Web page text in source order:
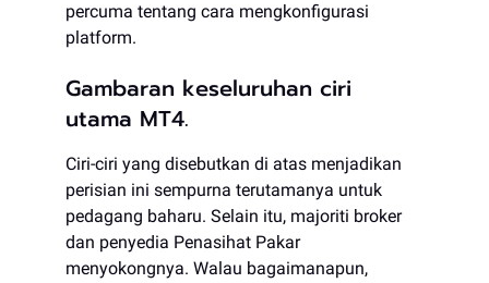
percuma tentang cara mengkonfigurasi
platform.
Gambaran keseluruhan ciri
utama MT4.
Ciri-ciri yang disebutkan di atas menjadikan
perisian ini sempurna terutamanya untuk
pedagang baharu. Selain itu, majoriti broker
dan penyedia Penasihat Pakar
menyokongnya. Walau bagaimanapun,